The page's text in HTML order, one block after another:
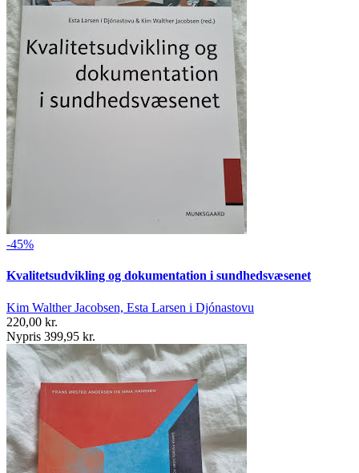
-45%
Kvalitetsudvikling og dokumentation i sundhedsvæsenet
Kim Walther Jacobsen, Esta Larsen i Djónastovu
220,00 kr.
Nypris 399,95 kr.